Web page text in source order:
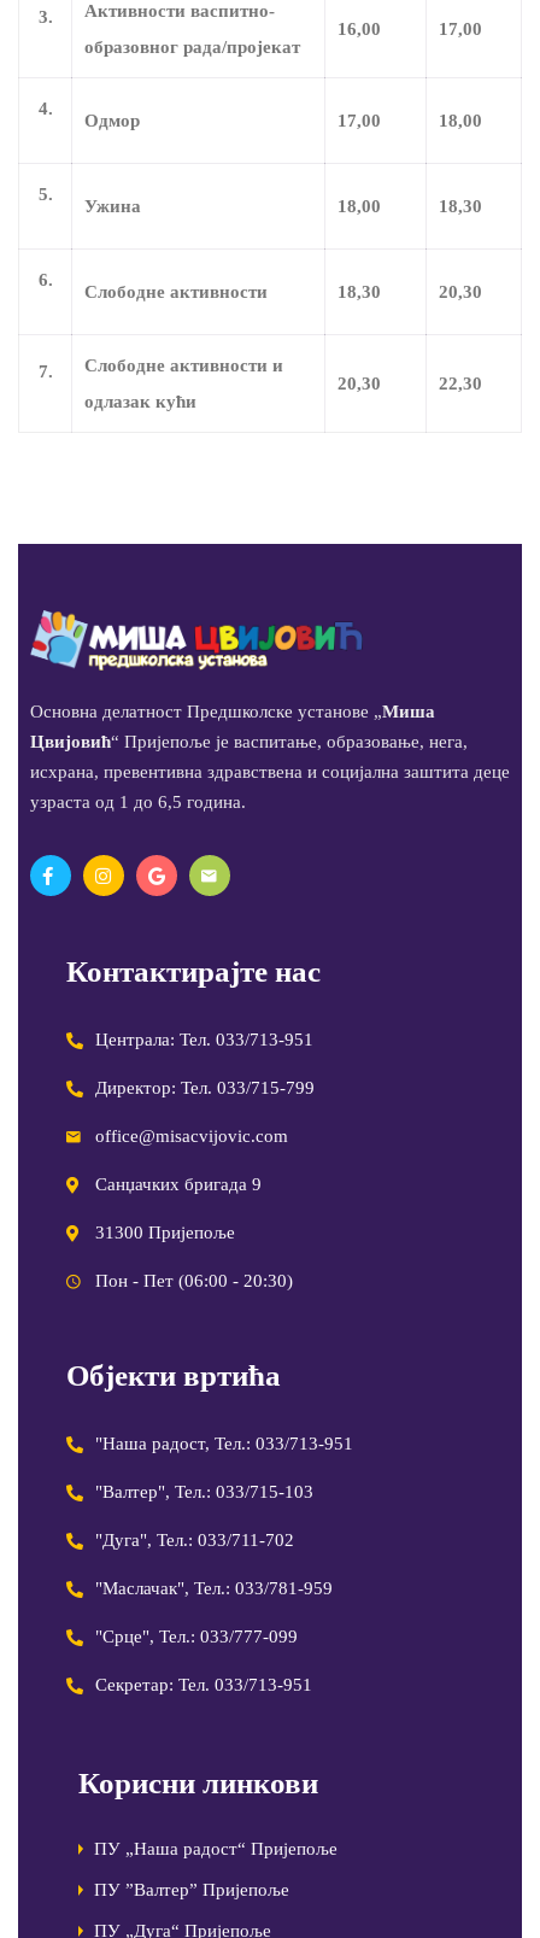
3.
Активности васпитно-
образовног рада/пројекат
16,00 17,00
4.
Одмор 17,00 18,00
5.
Ужина 18,00 18,30
6.
Слободне активности 18,30 20,30
7.
Слободне активности и
одлазак кући
20,30 22,30
Основна делатност Предшколске установе „Миша
Цвијовић“ Пријепоље је васпитање, образовање, нега,
исхрана, превентивна здравствена и социјална заштита деце
узраста од 1 до 6,5 година.
Контактирајте нас
Централа: Тел. 033/713-951
Директор: Тел. 033/715-799
office@misacvijovic.com
Санџачких бригада 9
31300 Пријепоље
Пон - Пет (06:00 - 20:30)
Објекти вртића
"Наша радост, Тел.: 033/713-951
"Валтер", Тел.: 033/715-103
"Дуга", Тел.: 033/711-702
"Маслачак", Тел.: 033/781-959
"Срце", Тел.: 033/777-099
Секретар: Тел. 033/713-951
Корисни линкови
ПУ „Наша радост“ Пријепоље
ПУ ”Валтер” Пријепоље
ПУ „Дуга“ Пријепоље